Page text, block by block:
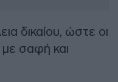
δικαίου, ώστε οι
σαφή και